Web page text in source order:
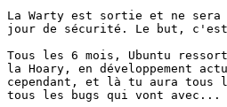
La Warty est sortie et ne sera
jour de sécurité. Le but,
Tous les 6 mois, Ubuntu
la Hoary, en développement
cependant, et là tu aura tous
tous les bugs qui vont avec...